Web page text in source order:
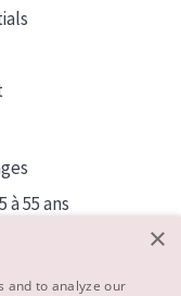
à 55 ans
×
and to analyze our